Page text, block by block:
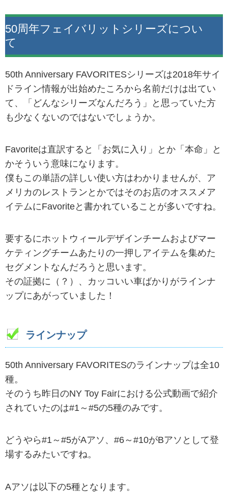
50周年フェイバリットシリーズについ
て
50th Anniversary FAVORITESシリーズは2018年サイ
ドライン情報が出始めたころから名前だけは出てい
て、「どんなシリーズなんだろう」と思っていた方
も少なくないのではないでしょうか。
Favoriteは直訳すると「お気に入り」とか「本命」と
かそういう意味になります。
僕もこの単語の詳しい使い方はわかりませんが、ア
メリカのレストランとかではそのお店のオススメア
イテムにFavoriteと書かれていることが多いですね。
要するにホットウィールデザインチームおよびマー
ケティングチームあたりの一押しアイテムを集めた
セグメントなんだろうと思います。
その証拠に（？）、カッコいい車ばかりがラインナ
ップにあがっていました！
ラインナップ
50th Anniversary FAVORITESのラインナップは全10
種。
そのうち昨日のNY Toy Fairにおける公式動画で紹介
されていたのは#1～#5の5種のみです。
どうやら#1～#5がAアソ、#6～#10がBアソとして登
場するみたいですね。
Aアソは以下の5種となります。